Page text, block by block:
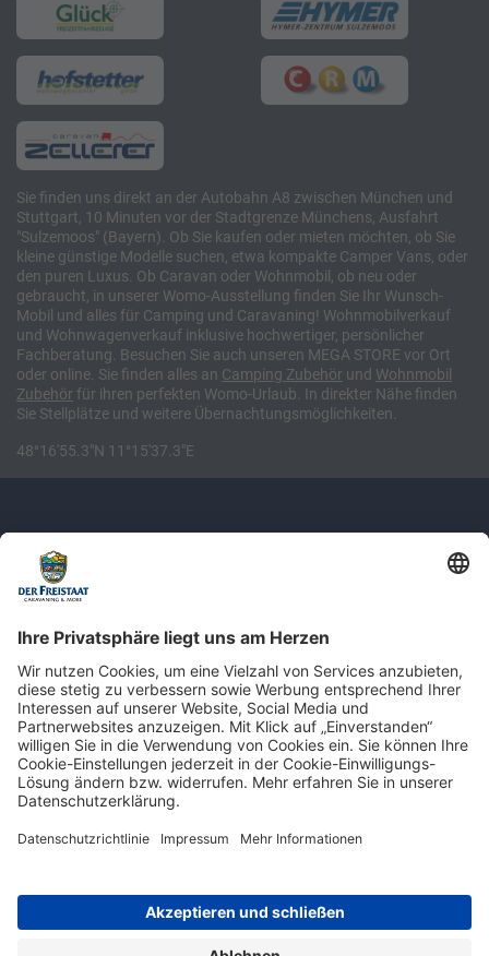
Sie finden uns direkt an der Autobahn A8 zwischen München und
Stuttgart, 10 Minuten vor der Stadtgrenze Münchens, Ausfahrt
"Sulzemoos" (Bayern). Ob Sie kaufen oder mieten möchten, ob Sie
kleine günstige Modelle suchen, etwa kompakte Camper Vans, oder
den puren Luxus. Ob Caravan oder Wohnmobil, ob neu oder
gebraucht, in unserer Womo-Ausstellung finden Sie Ihr Wunsch-
Mobil und alles für Camping und Caravaning! Wohnmobilverkauf
und Wohnwagenverkauf inklusive hochwertiger, persönlicher
Fachberatung. Besuchen Sie auch unseren MEGA STORE vor Ort
oder online. Sie finden alles an Camping Zubehör und Wohnmobil
Zubehör für ihren perfekten Womo-Urlaub. In direkter Nähe finden
Sie Stellplätze und weitere Übernachtungsmöglichkeiten.
48°16'55.3"N 11°15'37.3"E
Newsletter: Jetzt auf
shop.derfreistaat.de anmelden und
einen 5€ Gutschein für unseren Online-
Shop erhalten!*
Impressum Datenschutz Barrierefreiheit